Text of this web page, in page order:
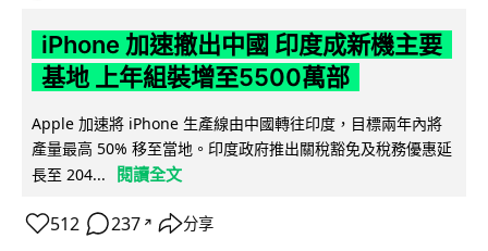
iPhone 加速撤出中國 印度成新機主要
基地 上年組裝增至5500萬部
Apple 加速將 iPhone 生產線由中國轉往印度，目標兩年內將
產量最高 50% 移至當地。印度政府推出關稅豁免及稅務優惠延
長至 204...
閱讀全文
512 237 ↗ 分享